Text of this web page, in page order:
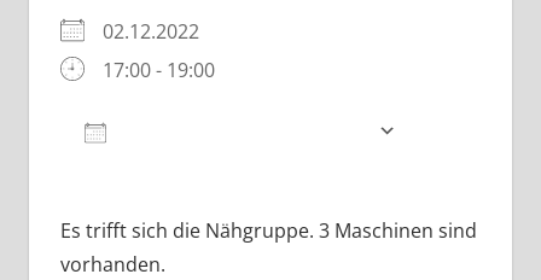
02.12.2022
17:00 - 19:00
Es trifft sich die Nähgruppe. 3 Maschinen sind
vorhanden.